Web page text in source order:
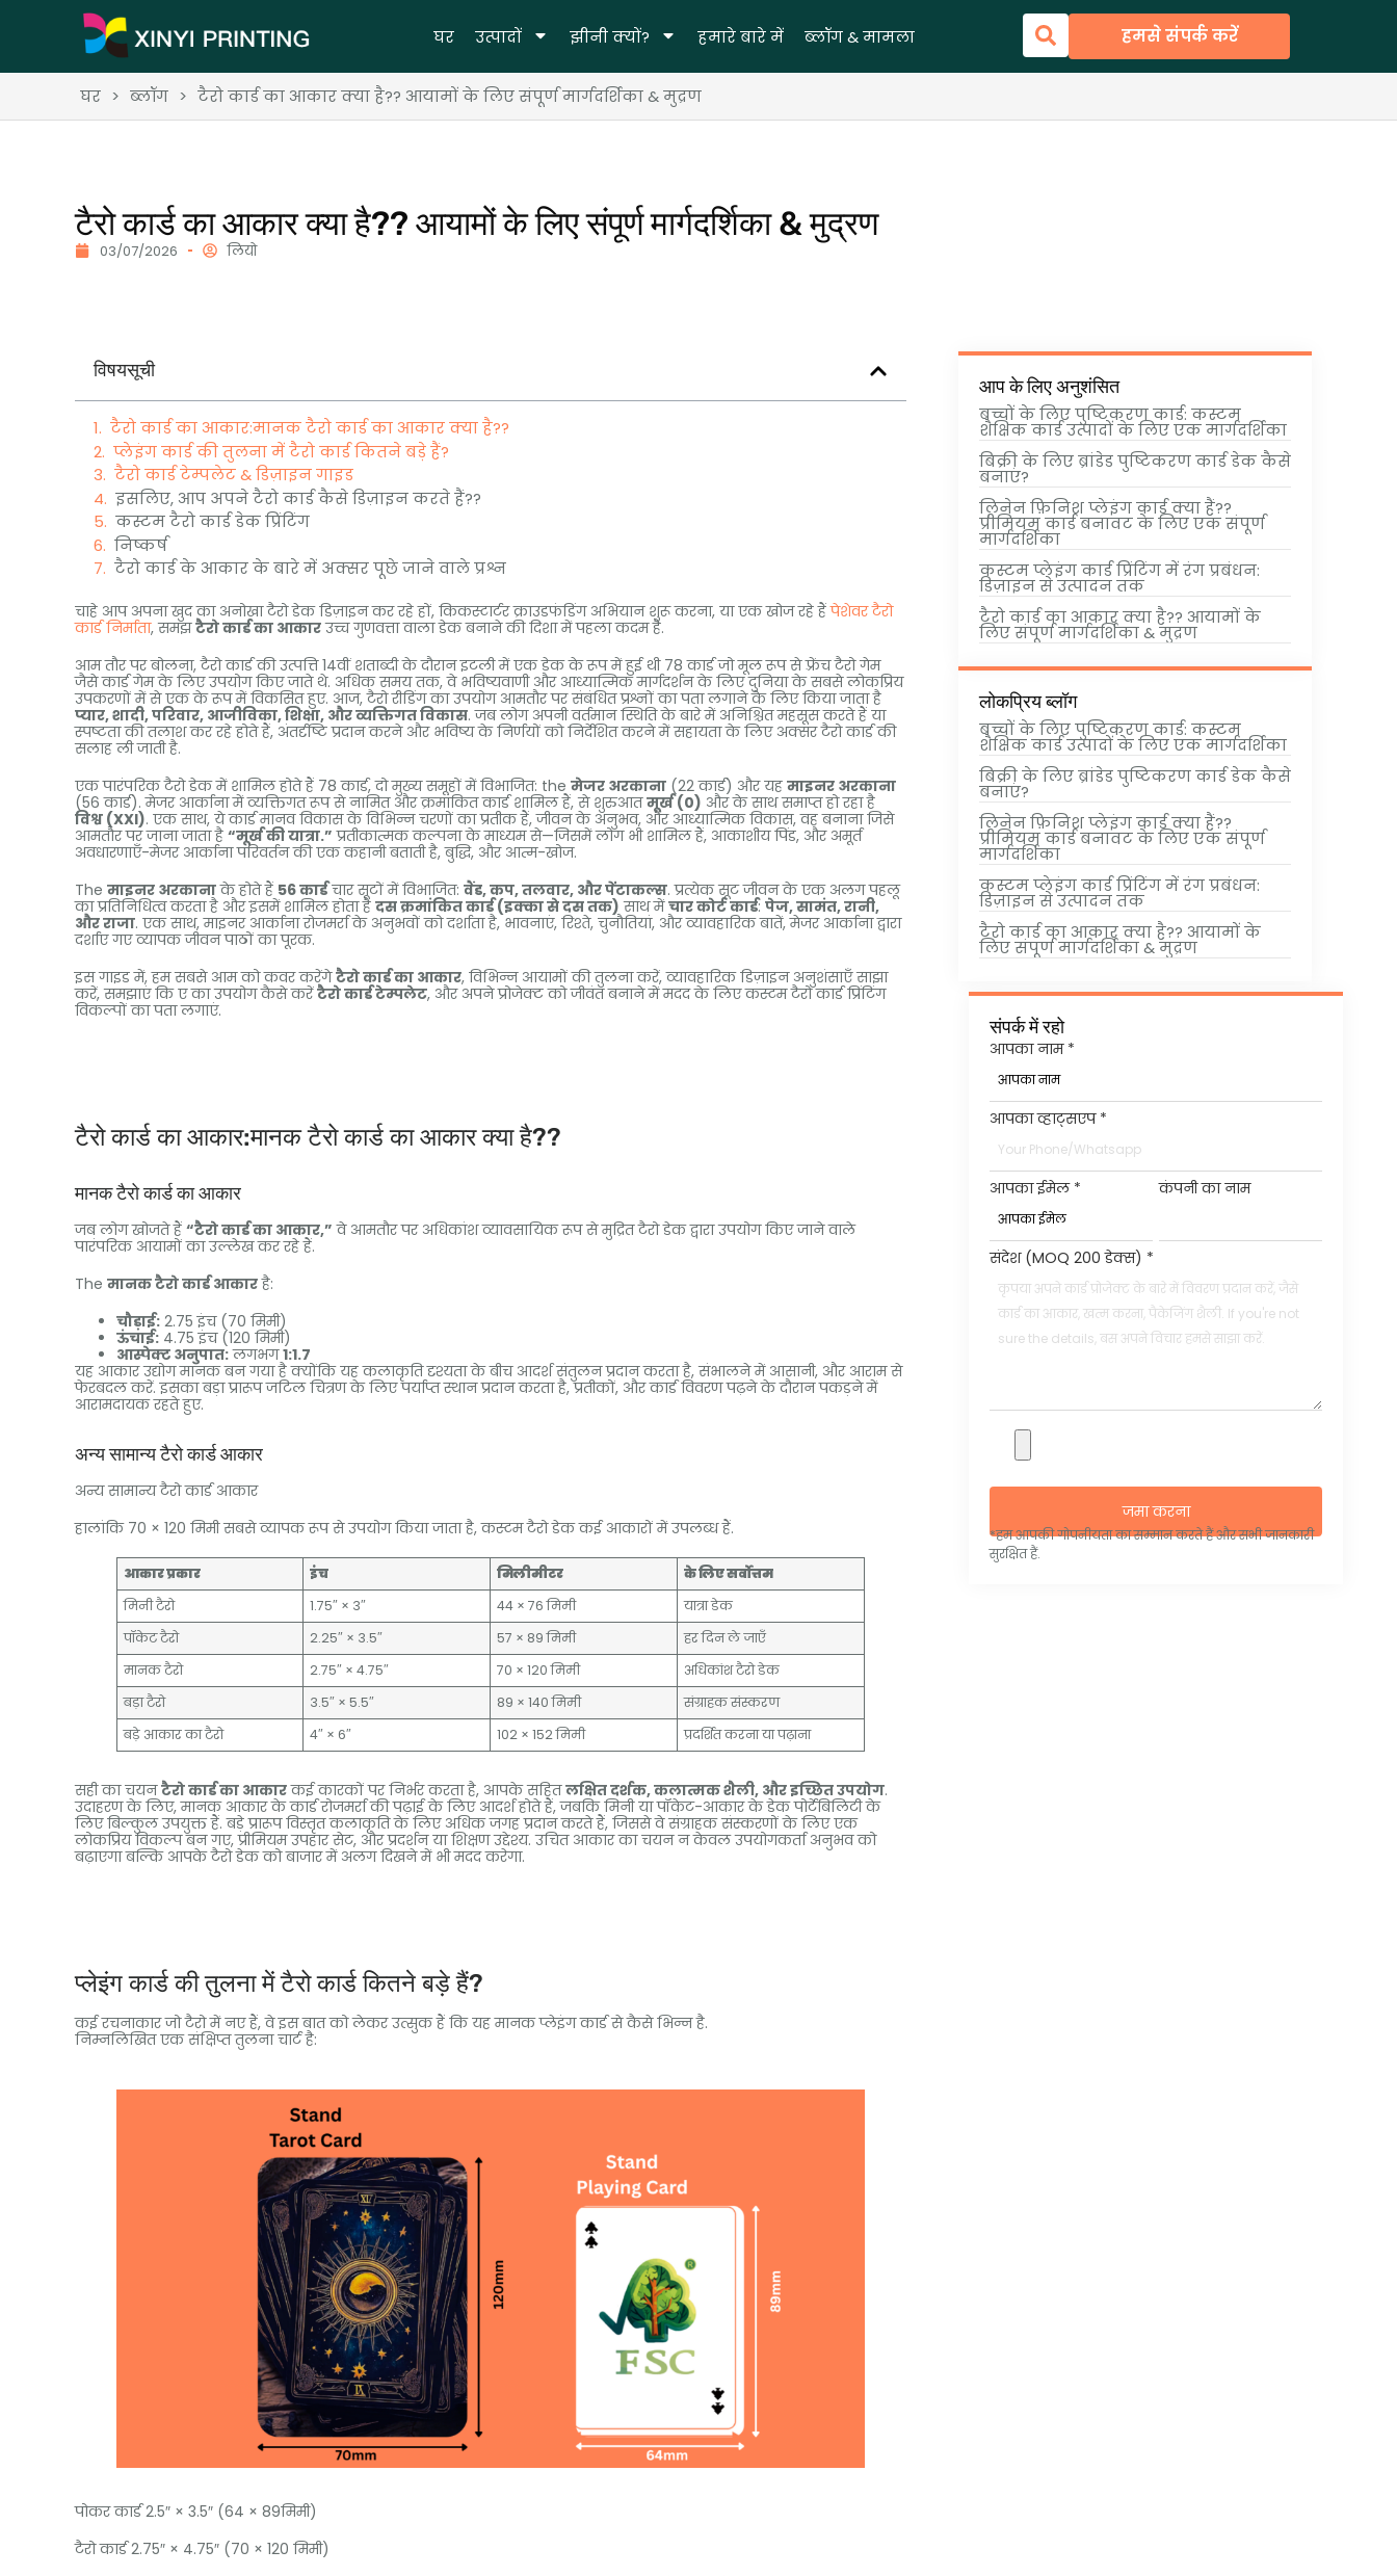
घर उत्पादों झीनी क्यों? हमारे बारे में ब्लॉग & मामला हमसे संपर्क करें
घर > ब्लॉग > टैरो कार्ड का आकार क्या है?? आयामों के लिए संपूर्ण मार्गदर्शिका & मुद्रण
टैरो कार्ड का आकार क्या है?? आयामों के लिए संपूर्ण मार्गदर्शिका & मुद्रण
03/07/2026 लियो
विषयसूची
टैरो कार्ड का आकार:मानक टैरो कार्ड का आकार क्या है??
प्लेइंग कार्ड की तुलना में टैरो कार्ड कितने बड़े हैं?
टैरो कार्ड टेम्पलेट & डिज़ाइन गाइड
इसलिए, आप अपने टैरो कार्ड कैसे डिज़ाइन करते हैं??
कस्टम टैरो कार्ड डेक प्रिंटिंग
निष्कर्ष
टैरो कार्ड के आकार के बारे में अक्सर पूछे जाने वाले प्रश्न
चाहे आप अपना खुद का अनोखा टैरो डेक डिज़ाइन कर रहे हों, किकस्टार्टर क्राउडफंडिंग अभियान शुरू करना, या एक खोज रहे हैंपेशेवर टैरो
कार्ड निर्माता, समझटैरो कार्ड का आकारउच्च गुणवत्ता वाला डेक बनाने की दिशा में पहला कदम है.
आम तौर पर बोलना, टैरो कार्ड की उत्पत्ति 14वीं शताब्दी के दौरान इटली में एक डेक के रूप में हुई थी 78 कार्ड जो मूल रूप से फ़्रेंच टैरो गेम
जैसे कार्ड गेम के लिए उपयोग किए जाते थे. अधिक समय तक, वे भविष्यवाणी और आध्यात्मिक मार्गदर्शन के लिए दुनिया के सबसे लोकप्रिय
उपकरणों में से एक के रूप में विकसित हुए. आज, टैरो रीडिंग का उपयोग आमतौर पर संबंधित प्रश्नों का पता लगाने के लिए किया जाता है
प्यार, शादी, परिवार, आजीविका, शिक्षा, और व्यक्तिगत विकास. जब लोग अपनी वर्तमान स्थिति के बारे में अनिश्चित महसूस करते हैं या
स्पष्टता की तलाश कर रहे होते हैं, अंतर्दृष्टि प्रदान करने और भविष्य के निर्णयों को निर्देशित करने में सहायता के लिए अक्सर टैरो कार्ड की
सलाह ली जाती है.
एक पारंपरिक टैरो डेक में शामिल होते हैं 78 कार्ड, दो मुख्य समूहों में विभाजित: the मेजर अरकाना (22 कार्ड) और यह माइनर अरकाना
(56 कार्ड). मेजर आर्काना में व्यक्तिगत रूप से नामित और क्रमांकित कार्ड शामिल हैं, से शुरुआतमूर्ख (0) और के साथ समाप्त हो रहा है
विश्व (XXI). एक साथ, ये कार्ड मानव विकास के विभिन्न चरणों का प्रतीक हैं, जीवन के अनुभव, और आध्यात्मिक विकास, वह बनाना जिसे
आमतौर पर जाना जाता है “मूर्ख की यात्रा.” प्रतीकात्मक कल्पना के माध्यम से—जिसमें लोग भी शामिल हैं, आकाशीय पिंड, और अमूर्त
अवधारणाएँ-मेजर आर्काना परिवर्तन की एक कहानी बताती है, बुद्धि, और आत्म-खोज.
The माइनर अरकानाके होते हैं 56 कार्डचार सूटों में विभाजित: वैंड, कप, तलवार, और पेंटाकल्स. प्रत्येक सूट जीवन के एक अलग पहलू
का प्रतिनिधित्व करता है और इसमें शामिल होता है दस क्रमांकित कार्ड (इक्का से दस तक) साथ मेंचार कोर्ट कार्ड: पेज, सामंत, रानी,
और राजा. एक साथ, माइनर आर्काना रोजमर्रा के अनुभवों को दर्शाता है, भावनाएं, रिश्ते, चुनौतियां, और व्यावहारिक बातें, मेजर आर्काना द्वारा
दर्शाए गए व्यापक जीवन पाठों का पूरक.
इस गाइड में, हम सबसे आम को कवर करेंगेटैरो कार्ड का आकार, विभिन्न आयामों की तुलना करें, व्यावहारिक डिज़ाइन अनुशंसाएँ साझा
करें, समझाएं कि ए का उपयोग कैसे करेंटैरो कार्ड टेम्पलेट, और अपने प्रोजेक्ट को जीवंत बनाने में मदद के लिए कस्टम टैरो कार्ड प्रिंटिंग
विकल्पों का पता लगाएं.
टैरो कार्ड का आकार:मानक टैरो कार्ड का आकार क्या है??
मानक टैरो कार्ड का आकार
जब लोग खोजते हैं “टैरो कार्ड का आकार,” वे आमतौर पर अधिकांश व्यावसायिक रूप से मुद्रित टैरो डेक द्वारा उपयोग किए जाने वाले
पारंपरिक आयामों का उल्लेख कर रहे हैं.
The मानक टैरो कार्ड आकारहै:
चौड़ाई: 2.75 इंच (70 मिमी)
ऊंचाई: 4.75 इंच (120 मिमी)
आस्पेक्ट अनुपात:लगभग1:1.7
यह आकार उद्योग मानक बन गया है क्योंकि यह कलाकृति दृश्यता के बीच आदर्श संतुलन प्रदान करता है, संभालने में आसानी, और आराम से
फेरबदल करें. इसका बड़ा प्रारूप जटिल चित्रण के लिए पर्याप्त स्थान प्रदान करता है, प्रतीकों, और कार्ड विवरण पढ़ने के दौरान पकड़ने में
आरामदायक रहते हुए.
अन्य सामान्य टैरो कार्ड आकार
अन्य सामान्य टैरो कार्ड आकार
हालांकि 70 × 120 मिमी सबसे व्यापक रूप से उपयोग किया जाता है, कस्टम टैरो डेक कई आकारों में उपलब्ध हैं.
आकार प्रकार इंच मिलीमीटर
के लिए सर्वोत्तम
मिनी टैरो
1.75″ × 3″ 44 × 76 मिमी
यात्रा डेक
पॉकेट टैरो
2.25″ × 3.5″ 57 × 89 मिमी
हर दिन ले जाएँ
मानक टैरो
2.75″ × 4.75″ 70 × 120 मिमी
अधिकांश टैरो डेक
बड़ा टैरो
3.5″ × 5.5″ 89 × 140 मिमी
संग्राहक संस्करण
बड़े आकार का टैरो
4″ × 6″ 102 × 152 मिमी प्रदर्शित करना या पढ़ाना
सही का चयनटैरो कार्ड का आकारकई कारकों पर निर्भर करता है, आपके सहितलक्षित दर्शक, कलात्मक शैली, और इच्छित उपयोग.
उदाहरण के लिए, मानक आकार के कार्ड रोजमर्रा की पढ़ाई के लिए आदर्श होते हैं, जबकि मिनी या पॉकेट-आकार के डेक पोर्टेबिलिटी के
लिए बिल्कुल उपयुक्त हैं. बड़े प्रारूप विस्तृत कलाकृति के लिए अधिक जगह प्रदान करते हैं, जिससे वे संग्राहक संस्करणों के लिए एक
लोकप्रिय विकल्प बन गए, प्रीमियम उपहार सेट, और प्रदर्शन या शिक्षण उद्देश्य. उचित आकार का चयन न केवल उपयोगकर्ता अनुभव को
बढ़ाएगा बल्कि आपके टैरो डेक को बाजार में अलग दिखने में भी मदद करेगा.
प्लेइंग कार्ड की तुलना में टैरो कार्ड कितने बड़े हैं?
कई रचनाकार जो टैरो में नए हैं, वे इस बात को लेकर उत्सुक हैं कि यह मानक प्लेइंग कार्ड से कैसे भिन्न है.
निम्नलिखित एक संक्षिप्त तुलना चार्ट है:
पोकर कार्ड 2.5″ × 3.5″ (64 × 89मिमी)
टैरो कार्ड 2.75″ × 4.75″ (70 × 120 मिमी)
आप के लिए अनुशंसित
बच्चों के लिए पुष्टिकरण कार्ड: कस्टम
शैक्षिक कार्ड उत्पादों के लिए एक मार्गदर्शिका
बिक्री के लिए ब्रांडेड पुष्टिकरण कार्ड डेक कैसे
बनाएं?
लिनेन फ़िनिश प्लेइंग कार्ड क्या हैं??
प्रीमियम कार्ड बनावट के लिए एक संपूर्ण
मार्गदर्शिका
कस्टम प्लेइंग कार्ड प्रिंटिंग में रंग प्रबंधन:
डिज़ाइन से उत्पादन तक
टैरो कार्ड का आकार क्या है?? आयामों के
लिए संपूर्ण मार्गदर्शिका & मुद्रण
लोकप्रिय ब्लॉग
बच्चों के लिए पुष्टिकरण कार्ड: कस्टम
शैक्षिक कार्ड उत्पादों के लिए एक मार्गदर्शिका
बिक्री के लिए ब्रांडेड पुष्टिकरण कार्ड डेक कैसे
बनाएं?
लिनेन फ़िनिश प्लेइंग कार्ड क्या हैं??
प्रीमियम कार्ड बनावट के लिए एक संपूर्ण
मार्गदर्शिका
कस्टम प्लेइंग कार्ड प्रिंटिंग में रंग प्रबंधन:
डिज़ाइन से उत्पादन तक
टैरो कार्ड का आकार क्या है?? आयामों के
लिए संपूर्ण मार्गदर्शिका & मुद्रण
संपर्क में रहो
आपका नाम *
आपका व्हाट्सएप *
आपका ईमेल * कंपनी का नाम
संदेश (MOQ 200 डेक्स) *
जमा करना
*हम आपकी गोपनीयता का सम्मान करते हैं और सभी जानकारी
सुरक्षित हैं.